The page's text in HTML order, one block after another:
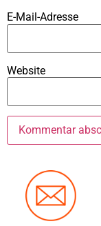
E-Mail-Adresse
Website